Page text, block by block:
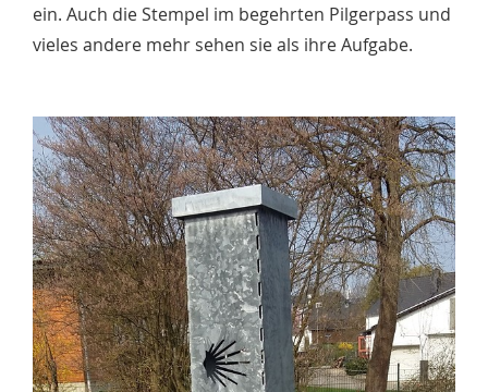
ein. Auch die Stempel im begehrten Pilgerpass und
vieles andere mehr sehen sie als ihre Aufgabe.